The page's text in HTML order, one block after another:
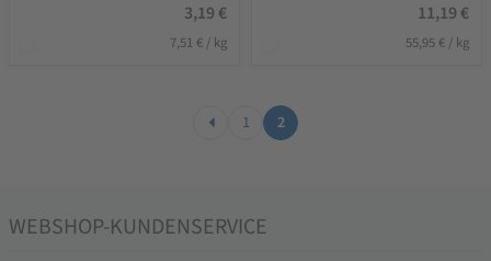
3,19 €
7,51 € / kg
11,19 €
55,95 €/ kg
1 2
WEBSHOP-KUNDENSERVICE